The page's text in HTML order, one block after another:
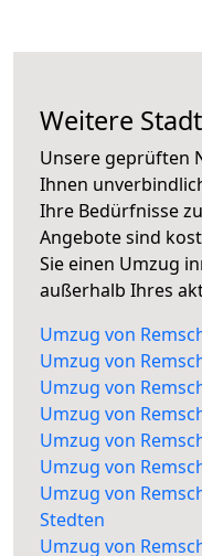
Weitere
Unsere geprüften
Ihnen
Ihre Bedürfnisse
Angebote sind
Sie einen Umzug
außerhalb Ihres
Umzug von
Umzug von
Umzug von
Umzug von
Umzug von
Umzug von
Umzug von
Stedten
Umzug von